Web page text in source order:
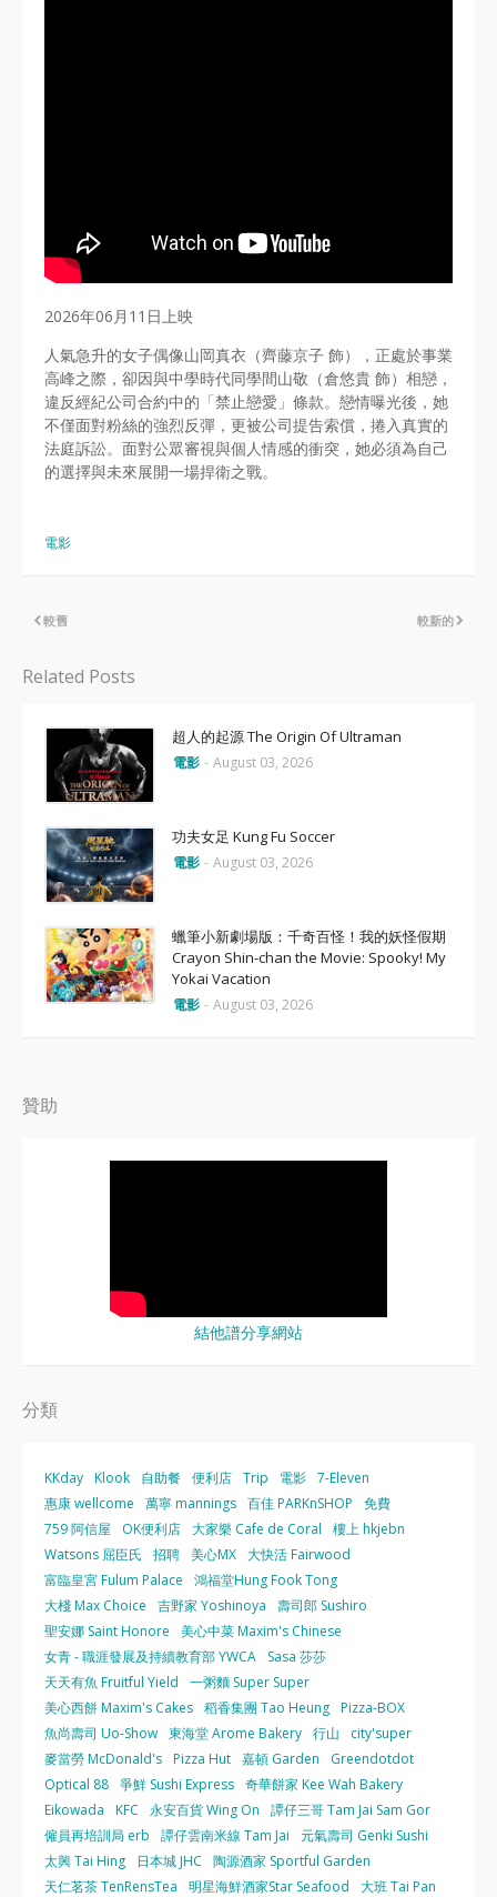
2026年06月11日上映
人氣急升的女子偶像山岡真衣（齊藤京子 飾），正處於事業
高峰之際，卻因與中學時代同學間山敬（倉悠貴 飾）相戀，
違反經紀公司合約中的「禁止戀愛」條款。戀情曝光後，她
不僅面對粉絲的強烈反彈，更被公司提告索償，捲入真實的
法庭訴訟。面對公眾審視與個人情感的衝突，她必須為自己
的選擇與未來展開一場捍衛之戰。
電影
較新的
較舊
Related Posts
超人的起源 The Origin Of Ultraman
電影 - August 03, 2026
功夫女足 Kung Fu Soccer
電影 - August 03, 2026
蠟筆小新劇場版：千奇百怪！我的妖怪假期
Crayon Shin-chan the Movie: Spooky! My
Yokai Vacation
電影 - August 03, 2026
贊助
結他譜分享網站
分類
KKday Klook 自助餐 便利店 Trip 電影 7-Eleven
惠康 wellcome
萬寧 mannings 百佳 PARKnSHOP
免費
759 阿信屋
OK便利店 大家樂 Cafe de Coral
樓上 hkjebn
Watsons 屈臣氏
招聘 美心MX 大快活 Fairwood
富臨皇宮 Fulum Palace
鴻福堂Hung Fook Tong
大棧 Max Choice
吉野家 Yoshinoya
壽司郎 Sushiro
聖安娜 Saint Honore
美心中菜 Maxim's Chinese
女青 - 職涯發展及持續教育部 YWCA
Sasa 莎莎
天天有魚 Fruitful Yield
一粥麵 Super Super
美心西餅 Maxim's Cakes 稻香集團 Tao Heung Pizza-BOX
魚尚壽司 Uo-Show 東海堂 Arome Bakery 行山
city'super
麥當勞 McDonald's Pizza Hut 嘉頓 Garden
Greendotdot
Optical 88 爭鮮 Sushi Express 奇華餅家 Kee Wah Bakery
Eikowada
KFC 永安百貨 Wing On
譚仔三哥 Tam Jai Sam Gor
僱員再培訓局 erb
譚仔雲南米線 Tam Jai
元氣壽司 Genki Sushi
太興 Tai Hing
日本城 JHC
陶源酒家 Sportful Garden
天仁茗茶 TenRensTea
明星海鮮酒家Star Seafood 大班 Tai Pan